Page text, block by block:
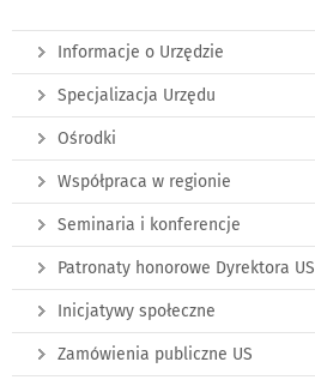
Informacje o Urzędzie
Specjalizacja Urzędu
Ośrodki
Współpraca w regionie
Seminaria i konferencje
Patronaty honorowe Dyrektora US
Inicjatywy społeczne
Zamówienia publiczne US